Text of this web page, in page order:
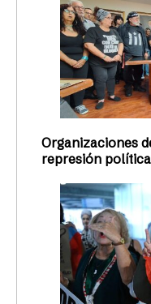
Organizaciones
represión